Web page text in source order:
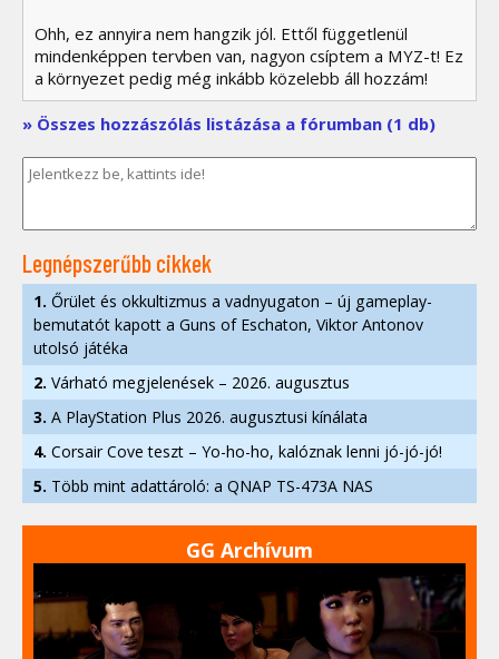
Ohh, ez annyira nem hangzik jól. Ettől függetlenül
mindenképpen tervben van, nagyon csíptem a MYZ-t! Ez
a környezet pedig még inkább közelebb áll hozzám!
» Összes hozzászólás listázása a fórumban (1 db)
Legnépszerűbb cikkek
1. Őrület és okkultizmus a vadnyugaton – új gameplay-
bemutatót kapott a Guns of Eschaton, Viktor Antonov
utolsó játéka
2. Várható megjelenések – 2026. augusztus
3. A PlayStation Plus 2026. augusztusi kínálata
4. Corsair Cove teszt – Yo-ho-ho, kalóznak lenni jó-jó-jó!
5. Több mint adattároló: a QNAP TS-473A NAS
GG Archívum